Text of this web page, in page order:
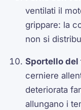
ventilati il
grippare: la
non si
Sportello del
cerniere
deteriorata
allungano i